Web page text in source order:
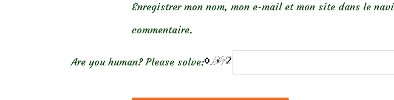
Enregistrer mon nom, mon e-mail et mon site dans le
commentaire.
Are you human? Please solve: